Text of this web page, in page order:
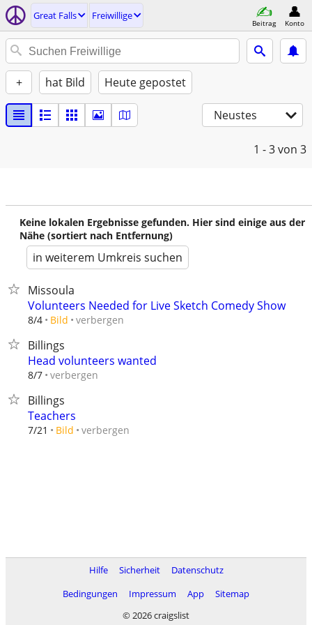
Great Falls Freiwillige
Beitrag Konto
+ hat Bild Heute gepostet
Neustes
1 - 3von 3
Keine lokalen Ergebnisse gefunden. Hier sind einige aus der
Nähe (sortiert nach Entfernung)
in weiterem Umkreis suchen
Missoula
Volunteers Needed for Live Sketch Comedy Show
8/4 Bild verbergen
Billings
Head volunteers wanted
8/7 verbergen
Billings
Teachers
7/21 Bild verbergen
Hilfe Sicherheit
Datenschutz
Bedingungen
Impressum App
Sitemap
© 2026 craigslist